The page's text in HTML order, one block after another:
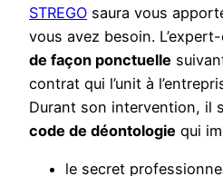
STREGO saura vous
vous avez besoin.
de façon ponctuelle
contrat qui l’unit à
Durant son intervention, il
code de déontologie qui
le secret